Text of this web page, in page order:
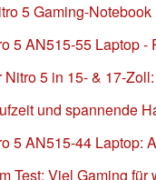
5 Gaming-
5 AN515-55 Laptop -
5 in 15- & 17-
und spannende
5 AN515-44 Laptop:
Test: Viel Gaming für